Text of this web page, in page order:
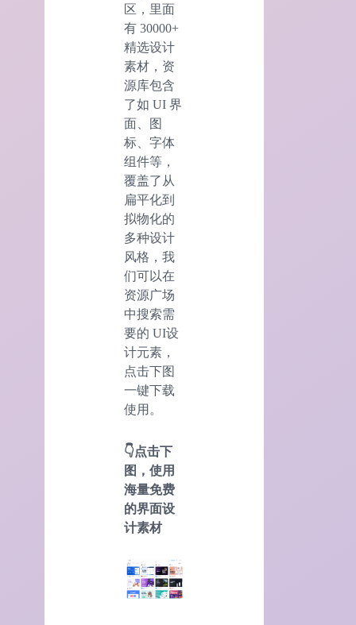
区，里面
有 30000+
精选设计
素材，资
源库包含
了如 UI 界
面、图
标、字体
组件等，
覆盖了从
扁平化到
拟物化的
多种设计
风格，我
们可以在
资源广场
中搜索需
要的 UI设
计元素，
点击下图
一键下载
使用。
👇点击下
图，使用
海量免费
的界面设
计素材